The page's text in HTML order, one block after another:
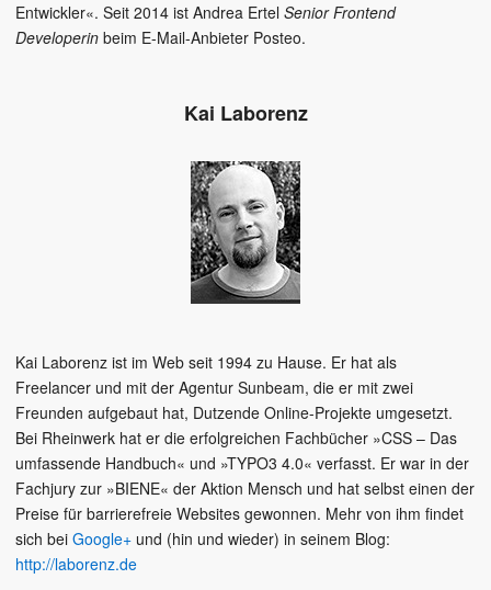
Entwickler«. Seit 2014 ist Andrea Ertel Senior Frontend
Developerin beim E-Mail-Anbieter Posteo.
Kai Laborenz
Kai Laborenz ist im Web seit 1994 zu Hause. Er hat als
Freelancer und mit der Agentur Sunbeam, die er mit zwei
Freunden aufgebaut hat, Dutzende Online-Projekte umgesetzt.
Bei Rheinwerk hat er die erfolgreichen Fachbücher »CSS – Das
umfassende Handbuch« und »TYPO3 4.0« verfasst. Er war in der
Fachjury zur »BIENE« der Aktion Mensch und hat selbst einen der
Preise für barrierefreie Websites gewonnen. Mehr von ihm findet
sich bei Google+ und (hin und wieder) in seinem Blog:
http://laborenz.de